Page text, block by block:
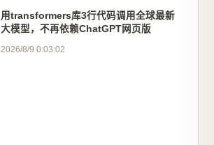
用transformers库3行代码调用全球最新
大模型，不再依赖ChatGPT网页版
2026/8/9 0:03:02